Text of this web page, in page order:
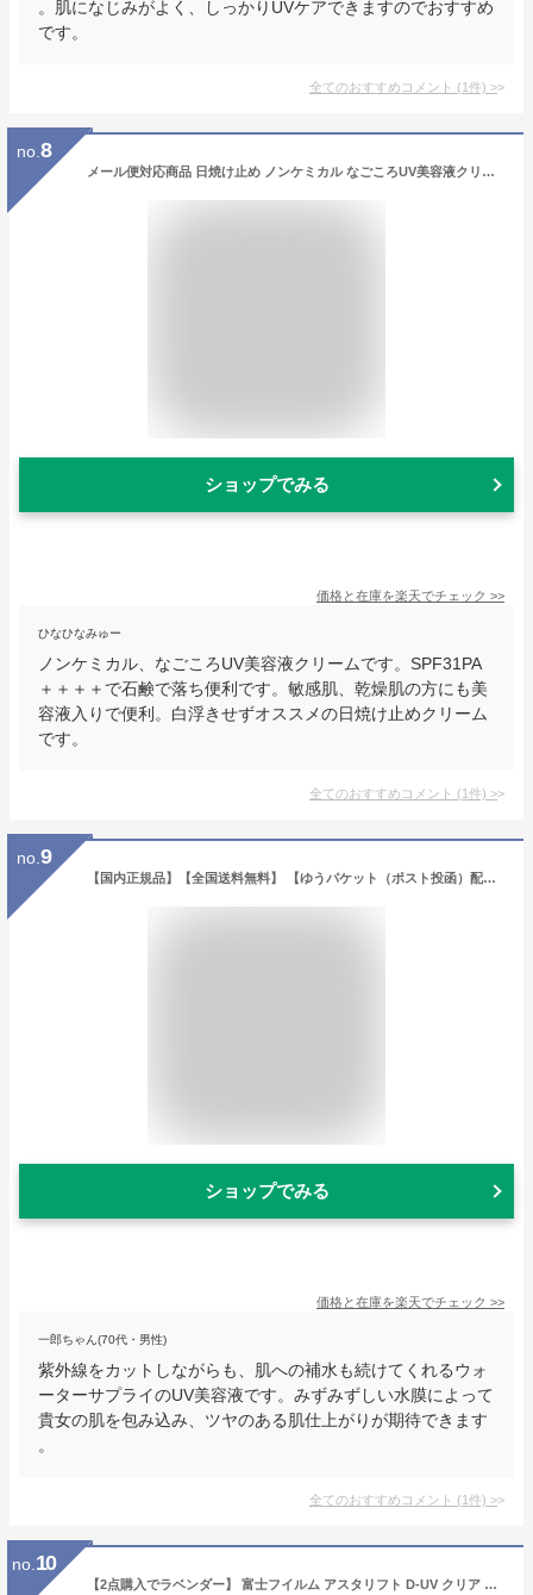
。肌になじみがよく、しっかりUVケアできますのでおすすめ
です。
全てのおすすめコメント (1件) >
no. 8
メール便対応商品 日焼け止め ノンケミカル なごころUV美容液クリーム SPF31 PA+++ 紫外線吸収剤不要 UV 敏感肌 乾燥肌 白浮きしない 石けんで落とせる 日焼け止めクリーム 日中 顔 化粧下地 クリーム
ショップでみる
価格と在庫を楽天でチェック >>
ひなひなみゅー
ノンケミカル、なごころUV美容液クリームです。SPF31PA
＋＋＋＋で石鹸で落ち便利です。敏感肌、乾燥肌の方にも美
容液入りで便利。白浮きせずオススメの日焼け止めクリーム
です。
全てのおすすめコメント (1件) >
no. 9
【国内正規品】【全国送料無料】 【ゆうパケット（ポスト投函）配送（追跡番号あり）】 【二個購入100円off】 KANEBO カネボウ ヴェイル オブ デイ 40g 美容液 UV美容液 SPF50・PA+++ 日焼け止め UV【ギフト選択可】
ショップでみる
価格と在庫を楽天でチェック >>
一郎ちゃん(70代・男性)
紫外線をカットしながらも、肌への補水も続けてくれるウォ
ーターサプライのUV美容液です。みずみずしい水膜によって
貴女の肌を包み込み、ツヤのある肌仕上がりが期待できます
。
全てのおすすめコメント (1件) >
no. 10
【2点購入でラベンダー】 富士フイルム アスタリフト D-UV クリア アクアデイセラム 30g SPF50+ PA++++ [ FUJIFILM ASTALIFT 美容液 UVケア 日焼け止め UV美容液 スキンケア 化粧下地 紫外線 ハリ うるおい 乾燥 ]【 定形外 送料無料 】